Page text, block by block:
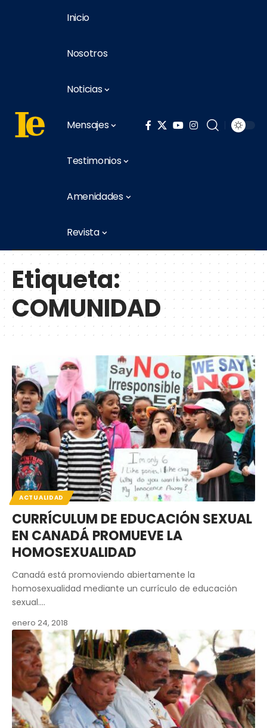
Inicio
Nosotros
Noticias
Mensajes
Testimonios
Amenidades
Revista
Etiqueta:
COMUNIDAD
ACTUALIDAD
CURRÍCULUM DE EDUCACIÓN SEXUAL
EN CANADÁ PROMUEVE LA
HOMOSEXUALIDAD
Canadá está promoviendo abiertamente la
homosexualidad mediante un currículo de educación
sexual.…
enero 24, 2018